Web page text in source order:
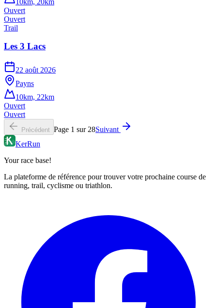
Ouvert
Ouvert
Trail
Les 3 Lacs
22 août 2026
Payns
10km, 22km
Ouvert
Ouvert
Précédent Page 1 sur 28Suivant
KerRun
Your race base!
La plateforme de référence pour trouver votre prochaine course de
running, trail, cyclisme ou triathlon.